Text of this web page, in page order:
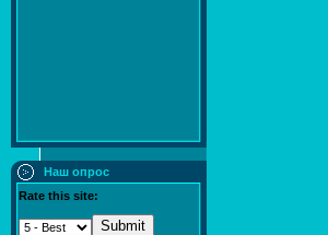
Наш опрос
Rate this site:
Submit